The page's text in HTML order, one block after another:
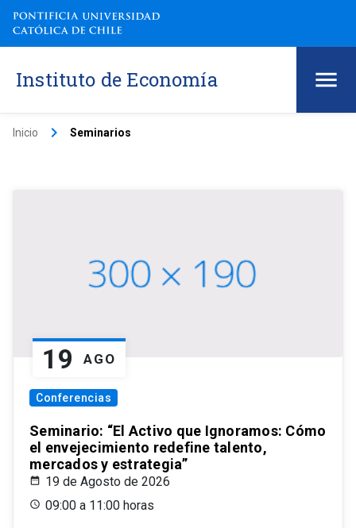
Instituto de Economía
Inicio keyboard_arrow_right Seminarios
19 AGO
Conferencias
Seminario: “El Activo que Ignoramos: Cómo
el envejecimiento redefine talento,
mercados y estrategia”
19 de Agosto de 2026
09:00 a 11:00 horas